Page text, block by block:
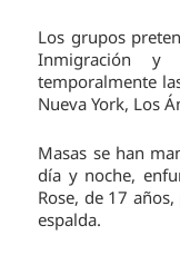
Los grupos
Inmigración y
temporalmente
Nueva York, Los
Masas se han
día y noche,
Rose, de 17
espalda.